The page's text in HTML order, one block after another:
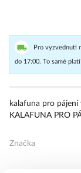
Pro vyzvednutí
do 17:00. To samé
kalafuna pro
KALAFUNA PRO
Značka